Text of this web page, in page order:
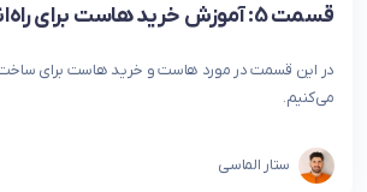
قسمت 5: آموزش خرید هاست برای راه‌اندازی سایت
در این قسمت در مورد هاست و خرید هاست برای
می‌کنیم.
ستار الماسی